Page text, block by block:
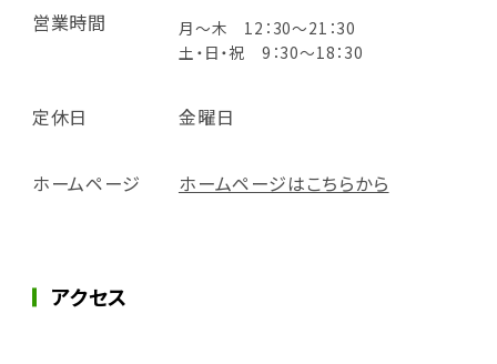
営業時間
月～木 12：30～21：30
土・日・祝 9：30～18：30
定休日 金曜日
ホームページ ホームページはこちらから
アクセス